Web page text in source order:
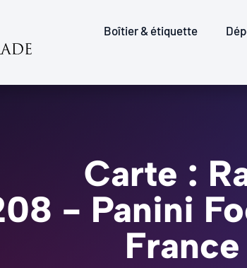
Boîtier & étiquette
Carte :
- Panini